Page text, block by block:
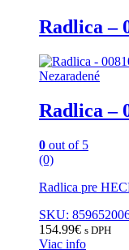
Radlica –
Nezaradené
Radlica –
0 out of 5
(0)
Radlica pre
SKU:
154.99€ s DPH
Viac info